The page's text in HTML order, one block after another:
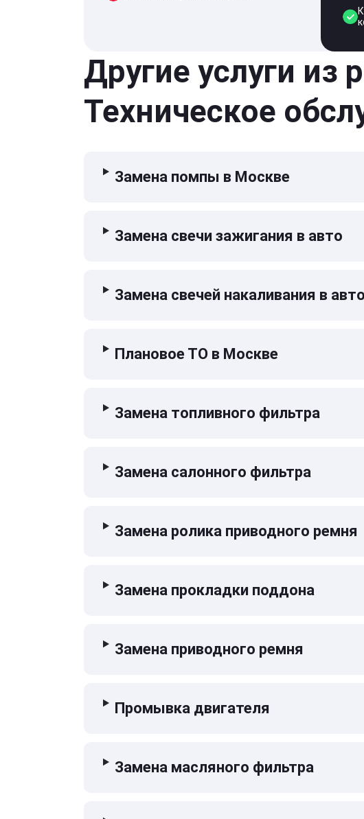
Другие услуги из
Техническое
Замена помпы в Москве
Замена свечи зажигания в авто
Замена свечей накаливания в авто
Плановое ТО в Москве
Замена топливного фильтра
Замена салонного фильтра
Замена ролика приводного ремня
Замена прокладки поддона
Замена приводного ремня
Промывка двигателя
Замена масляного фильтра